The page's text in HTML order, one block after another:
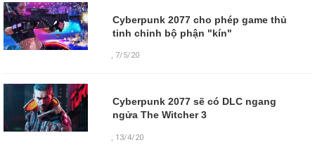
Cyberpunk 2077 cho phép game thủ
tinh chỉnh bộ phận "kín"
,7/5/20
Cyberpunk 2077 sẽ có DLC ngang
ngửa The Witcher 3
13/4/20